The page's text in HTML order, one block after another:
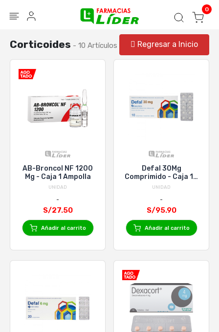
Seguir mi pedido 0
Corticoides - 10 Artículos Regresar a Inicio
AB-Broncol NF 1200
Mg - Caja 1 Ampolla
UNIDAD
S/27.50
Añadir al carrito
Defal 30Mg
Comprimido - Caja 10
UN
UNIDAD
S/95.90
Añadir al carrito